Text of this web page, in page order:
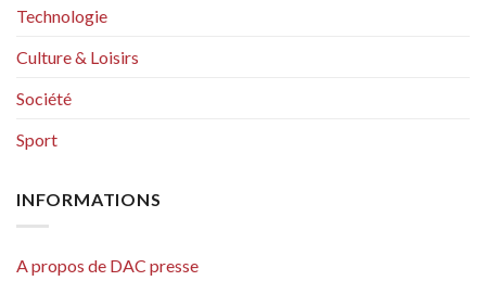
Technologie
Culture & Loisirs
Société
Sport
INFORMATIONS
A propos de DAC presse